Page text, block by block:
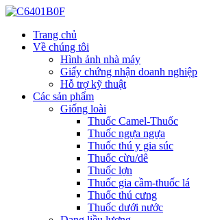
Trang chủ
Về chúng tôi
Hình ảnh nhà máy
Giấy chứng nhận doanh nghiệp
Hỗ trợ kỹ thuật
Các sản phẩm
Giống loài
Thuốc Camel-Thuốc
Thuốc ngựa ngựa
Thuốc thú y gia súc
Thuốc cừu/dê
Thuốc lợn
Thuốc gia cầm-thuốc lá
Thuốc thú cưng
Thuốc dưới nước